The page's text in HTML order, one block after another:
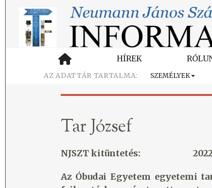
HÍREK
SZEMÉLYEK
Tar József
NJSZT kitüntetés:
Az Óbudai Egyetem egyetemi